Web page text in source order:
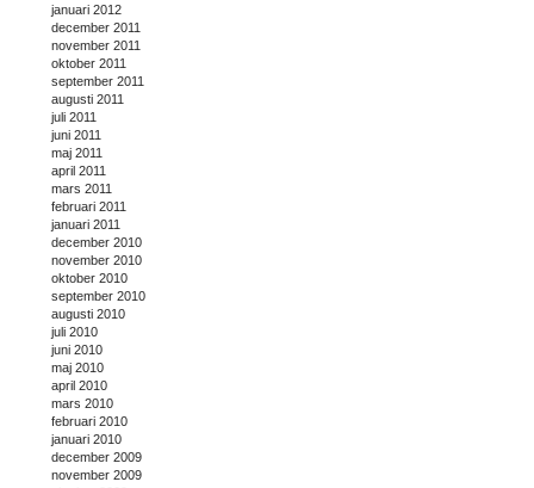
januari 2012
december 2011
november 2011
oktober 2011
september 2011
augusti 2011
juli 2011
juni 2011
maj 2011
april 2011
mars 2011
februari 2011
januari 2011
december 2010
november 2010
oktober 2010
september 2010
augusti 2010
juli 2010
juni 2010
maj 2010
april 2010
mars 2010
februari 2010
januari 2010
december 2009
november 2009